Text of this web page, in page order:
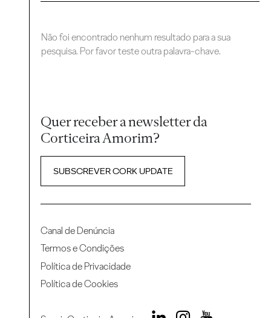
Não foi encontrado nenhum resultado para a sua
pesquisa. Por favor teste outra palavra-chave.
Quer receber a newsletter da
Corticeira Amorim?
SUBSCREVER CORK UPDATE
Canal de Denúncia
Termos e Condições
Política de Privacidade
Política de Cookies